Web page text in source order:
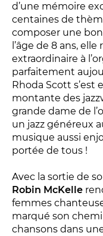
LES RENDEZ-
Conversation
Les Procès du
Les Jeudis
Le Comité de
LES TEMPS
Festival de
Festival de
d’une mémoire
centaines de
composer une
l’âge de 8 ans,
extraordinaire à
parfaitement
Rhoda Scott
montante des
grande dame de
un jazz généreux
musique aussi
portée de tous !
Avec la sortie de
Robin McKelle
femmes
marqué son
chansons dans